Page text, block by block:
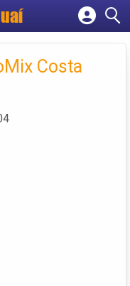
empresa
Costa